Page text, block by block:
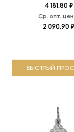
4 181.80 ₽
Ср. опт.
2 090.90 ₽
БЫСТРЫЙ